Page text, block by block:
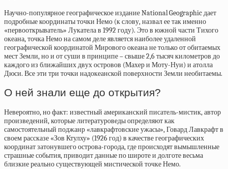
Научно-популярное географическое издание National Geographic дает
подробные координаты точки Немо (к слову, назвал ее так именно
«первооткрыватель» Лукатела в 1992 году). Это в южной части Тихого
океана, точка Немо на самом деле является наиболее удаленной
географической координатой Мирового океана не только от обитаемых
мест Земли, но и от суши в принципе – свыше 2,6 тысяч километров до
каждого из ближайших двух островов (Махер и Моту-Нуи) и атолла
Дюси. Все эти три точки надокеанской поверхности Земли необитаемы.
О ней знали еще до открытия?
Невероятно, но факт: известный американский писатель-мистик, автор
произведений, которые литературоведы определяют как
самостоятельный поджанр «лавкрафтовские ужасы», Говард Лавкрафт в
своем рассказе «Зов Ктулху» (1926 год) в качестве географических
координат затонувшего острова-города, где происходят вымышленные
страшные события, приводит данные по широте и долготе весьма
близкие реально существующей мистической точке Немо.